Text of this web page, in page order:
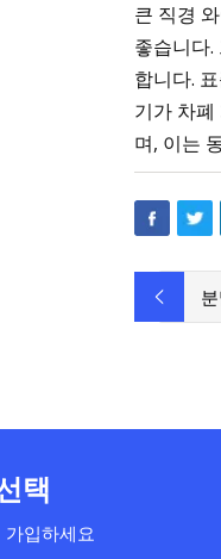
큰 직경
좋습니다
합니다.
기가 차
며, 이는
택
입하세요